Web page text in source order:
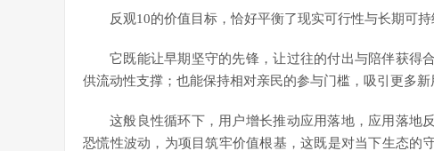
反观10的价值目标，恰好平衡了现实可行性与长期可
它既能让早期坚守的先锋，让过往的付出与陪伴获得
供流动性支撑；也能保持相对亲民的参与门槛，吸引更多
这般良性循环下，用户增长推动应用落地，应用落地
恐慌性波动，为项目筑牢价值根基，这既是对当下生态的